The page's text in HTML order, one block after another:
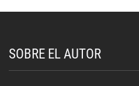
SOBRE EL AUTOR